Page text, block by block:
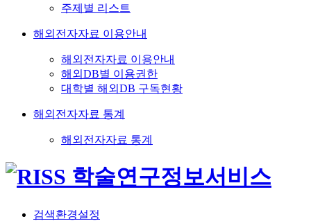
주제별 리스트
해외전자자료 이용안내
해외전자자료 이용안내
해외DB별 이용권한
대학별 해외DB 구독현황
해외전자자료 통계
해외전자자료 통계
검색환경설정